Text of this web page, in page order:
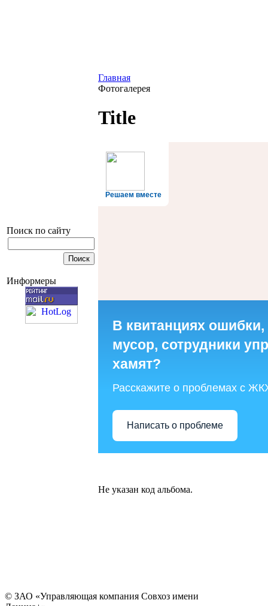
Поиск по сайту
Информеры
Главная
Фотогалерея
Title
Решаем вместе
В квитанциях
мусор, сотрудники
хамят?
Расскажите о проблемах с
Написать о проблеме
Не указан код альбома.
© ЗАО «Управляющая компания Совхоз имени